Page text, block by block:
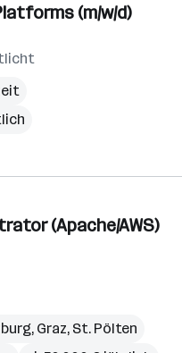
(m/w/d)
(Apache/AWS)
, Graz, St. Pölten